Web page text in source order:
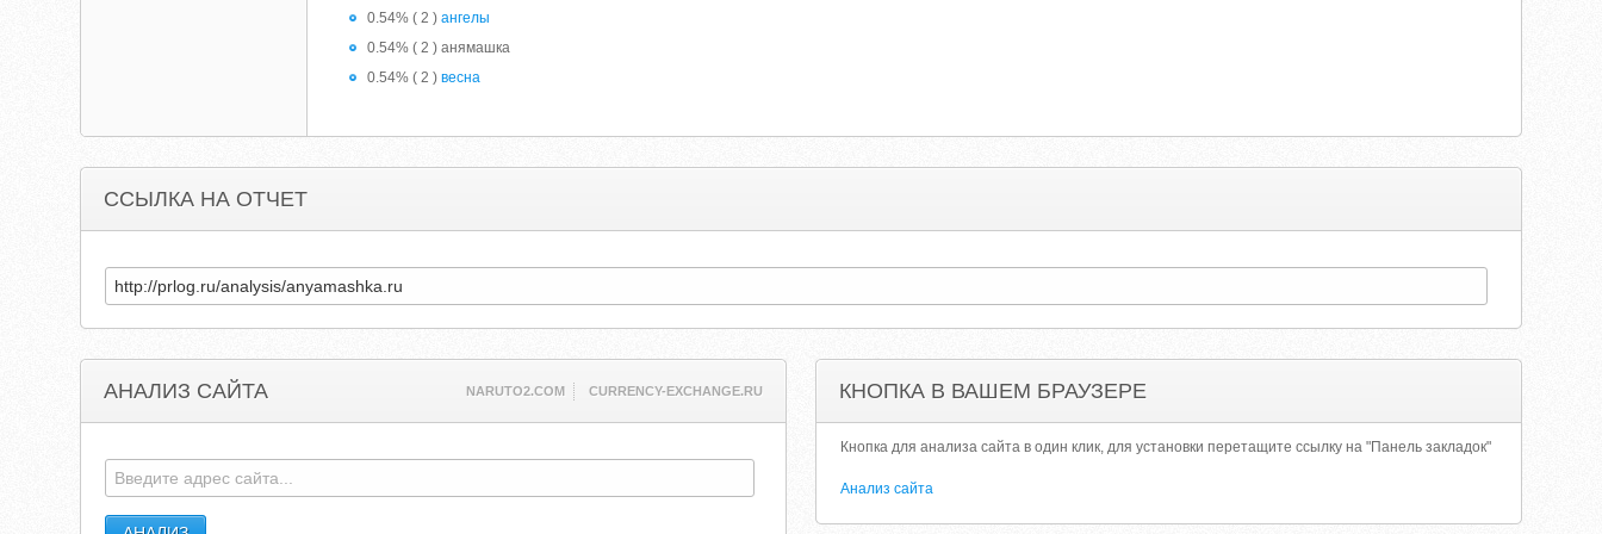
0.54% ( 2 )ангелы
0.54% ( 2 ) анямашка
0.54% ( 2 )весна
ССЫЛКА НА ОТЧЕТ
АНАЛИЗ САЙТА NARUTO2.COM CURRENCY-EXCHANGE.RU КНОПКА В ВАШЕМ БРАУЗЕРЕ
Кнопка для анализа сайта в один клик, для установки перетащите ссылку на "Панель закладок"
Анализ сайта